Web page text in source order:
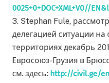
0025+0+DOC+XML+V0//
3. Stephan Fule,
делегацией ситуации
территориях декабрь
Евросоюз-Грузия в
см. здесь: http://civil.ge/